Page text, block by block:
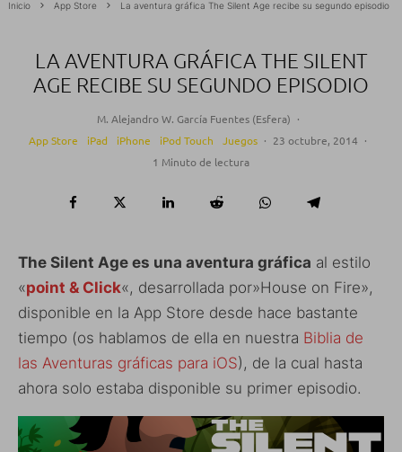
Inicio App Store La aventura gráfica The Silent Age recibe su segundo episodio
LA AVENTURA GRÁFICA THE SILENT
AGE RECIBE SU SEGUNDO EPISODIO
M. Alejandro W. García Fuentes (Esfera) ·
App Store
iPad iPhone iPod Touch Juegos · 23 octubre, 2014 ·
1 Minuto de lectura
The Silent Age es una aventura gráfica al estilo
«point & Click«, desarrollada por»House on Fire»,
disponible en la App Store desde hace bastante
tiempo (os hablamos de ella en nuestra Biblia de
las Aventuras gráficas para iOS), de la cual hasta
ahora solo estaba disponible su primer episodio.